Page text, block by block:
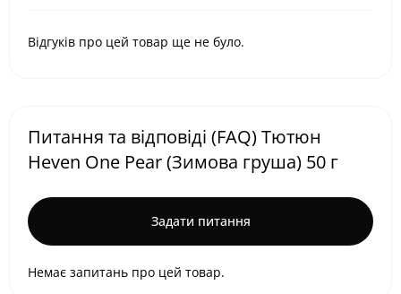
Відгуків про цей товар ще не було.
Питання та відповіді (FAQ) Тютюн
Heven One Pear (Зимова груша) 50 г
Задати питання
Немає запитань про цей товар.